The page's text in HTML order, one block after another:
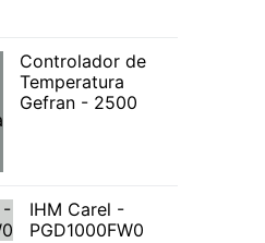
Controlador de
Temperatura
Gefran - 2500
IHM Carel -
PGD1000FW0